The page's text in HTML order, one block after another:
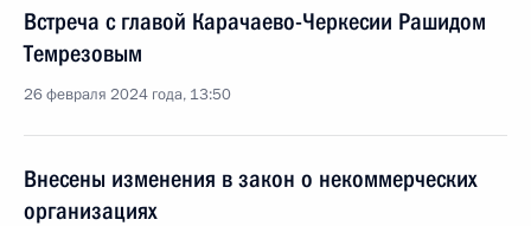
Встреча с главой Карачаево-Черкесии Рашидом
Темрезовым
26 февраля 2024 года, 13:50
Внесены изменения в закон о некоммерческих
организациях